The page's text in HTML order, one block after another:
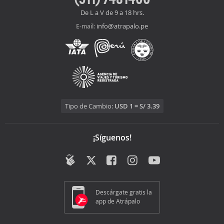
cerro hay una cruz que domina el valle, lugar
especial para caminatas; losTours Itata
conformado por cinco viñas: Viñedos del
Itata, Casa de Giner, Viña Tierra y Fuego, Viña Tierra
de Arrauy Viñedos del Larqui. Todas estas viñas han
desarrollado la mejor tecnología en la producción
de vino, alcanzando un producto exclusivo; es por
ello que la mayoría son exportados a países como
Inglaterra y China. Las podrás visitar durante todo
De L a V de 9 a 18 hrs.
E-mail: info@atrapalo.pe
Tipo de Cambio: USD 1 = S/ 3.39
¡Síguenos!
Descárgate gratis la
app de Atrápalo